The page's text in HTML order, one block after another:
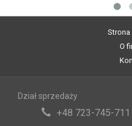
Strona
O
Dział sprzedaży
+48 723-745-711